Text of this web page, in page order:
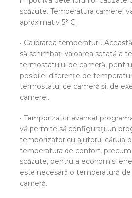
scăzute. Temperatura camerei
aproximativ 5° C.
• Calibrarea temperaturii.
să schimbaţi valoarea setată a
termostatului de cameră,
posibilei diferenţe de
termostatul de cameră şi, de
camerei.
• Temporizator avansat
vă permite să configuraţi un
temporizator cu ajutorul căruia
temperatura de confort,
scăzute, pentru a economisi
este necesară o temperatură
cameră.